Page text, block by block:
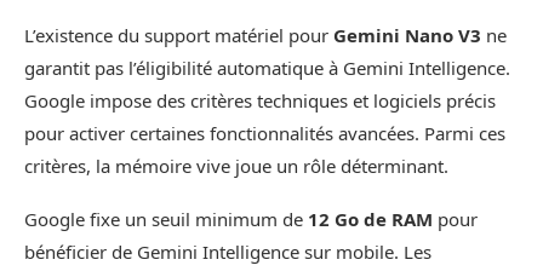
L’existence du support matériel pour Gemini Nano V3 ne
garantit pas l’éligibilité automatique à Gemini Intelligence.
Google impose des critères techniques et logiciels précis
pour activer certaines fonctionnalités avancées. Parmi ces
critères, la mémoire vive joue un rôle déterminant.
Google fixe un seuil minimum de 12 Go de RAM pour
bénéficier de Gemini Intelligence sur mobile. Les